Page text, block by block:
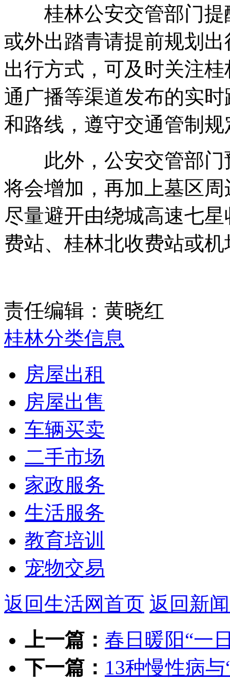
桂林公安交管部门提
或外出踏青请提前规划
出行方式，可及时关注
通广播等渠道发布的实
和路线，遵守交通管制
此外，公安交管部门
将会增加，再加上墓区
尽量避开由绕城高速七
费站、桂林北收费站或
责任编辑：黄晓红
桂林分类信息
房屋出租
房屋出售
车辆买卖
二手市场
家政服务
生活服务
教育培训
宠物交易
返回生活网首页 返回新
上一篇： 春日暖阳“一
下一篇： 13种慢性病